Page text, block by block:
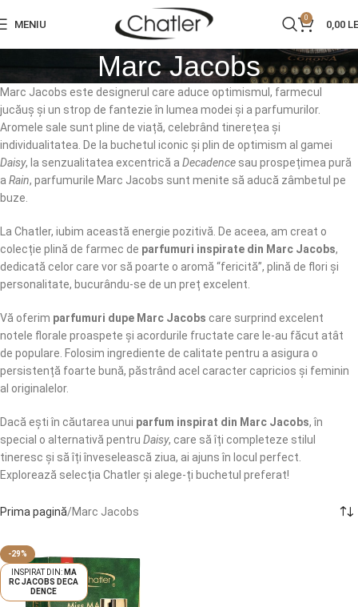
MENIU
0
0,00
Marc Jacobs
Marc Jacobs este designerul care aduce optimismul, farmecul
jucăuș și un strop de fantezie în lumea modei și a parfumurilor.
Aromele sale sunt pline de viață, celebrând tinerețea și
individualitatea. De la buchetul iconic și plin de optimism al gamei
Daisy, la senzualitatea excentrică a Decadence sau prospețimea pură
a Rain, parfumurile Marc Jacobs sunt menite să aducă zâmbetul pe
buze.
La Chatler, iubim această energie pozitivă. De aceea, am creat o
colecție plină de farmec de parfumuri inspirate din Marc Jacobs,
dedicată celor care vor să poarte o aromă “fericită”, plină de flori și
personalitate, bucurându-se de un preț excelent.
Vă oferim parfumuri dupe Marc Jacobs care surprind excelent
notele florale proaspete și acordurile fructate care le-au făcut atât
de populare. Folosim ingrediente de calitate pentru a asigura o
persistență foarte bună, păstrând acel caracter capricios și feminin
al originalelor.
Dacă ești în căutarea unui parfum inspirat din Marc Jacobs, în
special o alternativă pentru Daisy, care să îți completeze stilul
tineresc și să îți înveselească ziua, ai ajuns în locul perfect.
Explorează selecția Chatler și alege-ți buchetul preferat!
Prima pagină Marc Jacobs
-29%
MA
RC JACOBS DECA
DENCE